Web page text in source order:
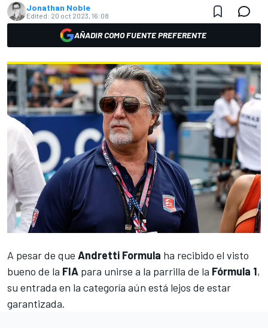
Jonathan Noble
Edited: 20 oct 2023, 16:08
AÑADIR COMO FUENTE PREFERENTE
A pesar de que Andretti Formula ha recibido el visto
bueno de la FIA para unirse a la parrilla de la Fórmula 1,
su entrada en la categoría aún está lejos de estar
garantizada.